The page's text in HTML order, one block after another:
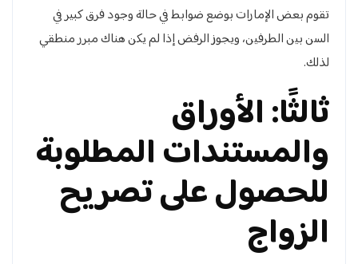
تقوم بعض الإمارات بوضع ضوابط في حالة وجود فرق كبير في
السن بين الطرفين، ويجوز الرفض إذا لم يكن هناك مبرر منطقي
لذلك.
ثالثًا: الأوراق
والمستندات المطلوبة
للحصول على تصريح
الزواج